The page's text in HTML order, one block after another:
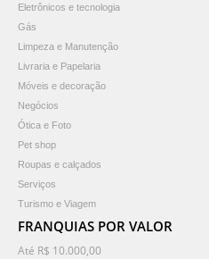
Eletrônicos e tecnologia
Gás
Limpeza e Manutenção
Livraria e Papelaria
Móveis e decoração
Negócios
Ótica e Foto
Pet shop
Roupas e calçados
Serviços
Turismo e Viagem
FRANQUIAS POR VALOR
Até R$ 10.000,00